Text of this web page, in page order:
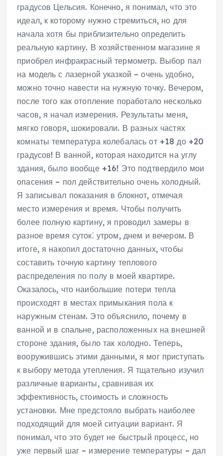
градусов Цельсия. Конечно, я понимал, что это
идеал, к которому нужно стремиться, но для
начала хотя бы приблизительно определить
реальную картину. В хозяйственном магазине я
приобрел инфракрасный термометр. Выбор пал
на модель с лазерной указкой – очень удобно,
можно точно навести на нужную точку. Вечером,
после того как отопление поработало несколько
часов, я начал измерения. Результаты меня,
мягко говоря, шокировали. В разных частях
комнаты температура колебалась от +18 до +20
градусов! В ванной, которая находится на углу
здания, было вообще +16! Это подтвердило мои
опасения – пол действительно очень холодный.
Я записывал показания в блокнот, отмечая
место измерения и время. Чтобы получить
более полную картину, я проводил замеры в
разное время суток⁚ утром, днем и вечером. В
итоге, я накопил достаточно данных, чтобы
составить точную картину теплового
распределения по полу в моей квартире.
Оказалось, что наибольшие потери тепла
происходят в местах примыкания пола к
наружным стенам. Это объяснило, почему в
ванной и в спальне, расположенных на внешней
стороне здания, было так холодно. Теперь,
вооружившись этими данными, я мог приступать
к выбору метода утепления. Я тщательно изучил
различные варианты, сравнивая их
эффективность, стоимость и сложность
установки. Мне предстояло выбрать наиболее
подходящий для моей ситуации вариант. Я
понимал, что это будет не быстрый процесс, но
уже первый шаг – измерение температуры – дал